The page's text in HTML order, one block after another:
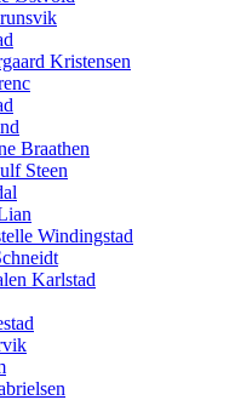
Kristensen
Braathen
Steen
Windingstad
Karlstad